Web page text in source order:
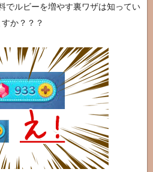
でルビーを増やす裏ワザは知ってい
すか？？？